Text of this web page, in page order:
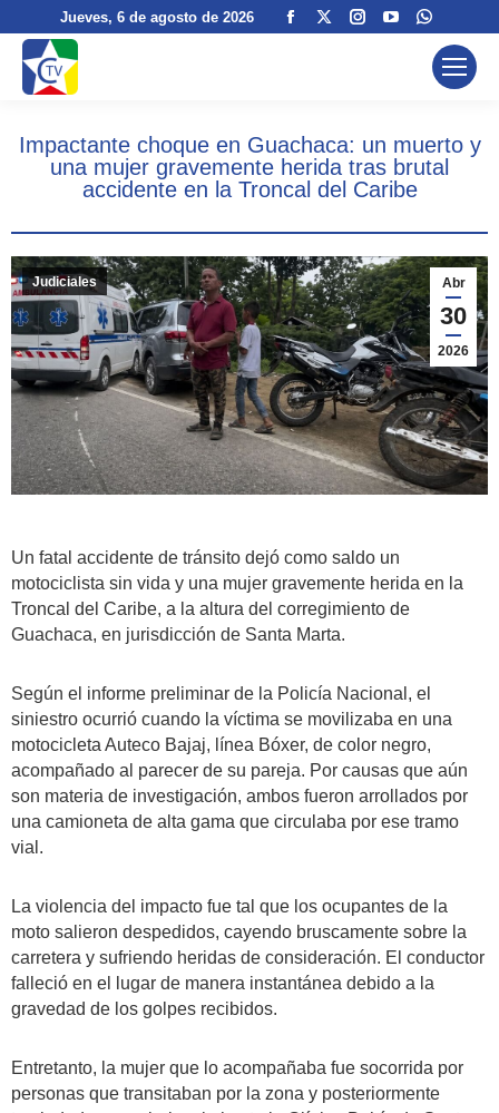
Jueves, 6 de agosto de 2026
Facebook
windowwindow
Instagram
window
YouTube
opens
window
page
opens
window
Impactante choque en Guachaca: un muerto y
una mujer gravemente herida tras brutal
accidente en la Troncal del Caribe
Abr
30
2026
Judiciales
Un fatal accidente de tránsito dejó como saldo un
motociclista sin vida y una mujer gravemente herida en la
Troncal del Caribe, a la altura del corregimiento de
Guachaca, en jurisdicción de Santa Marta.
Según el informe preliminar de la Policía Nacional, el
siniestro ocurrió cuando la víctima se movilizaba en una
motocicleta Auteco Bajaj, línea Bóxer, de color negro,
acompañado al parecer de su pareja. Por causas que aún
son materia de investigación, ambos fueron arrollados por
una camioneta de alta gama que circulaba por ese tramo
vial.
La violencia del impacto fue tal que los ocupantes de la
moto salieron despedidos, cayendo bruscamente sobre la
carretera y sufriendo heridas de consideración. El conductor
falleció en el lugar de manera instantánea debido a la
gravedad de los golpes recibidos.
Entretanto, la mujer que lo acompañaba fue socorrida por
personas que transitaban por la zona y posteriormente